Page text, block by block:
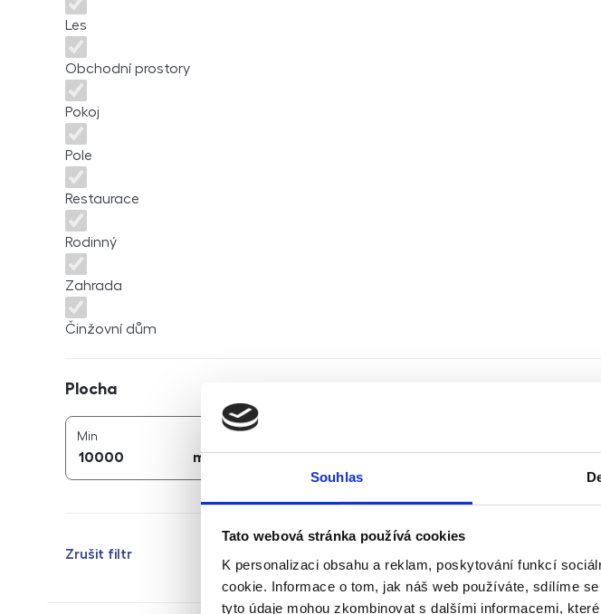
Souhlas
Tato webová stránka používá cookies
K personalizaci obsahu a reklam, poskytování funkcí
cookie. Informace o tom, jak náš web používáte, sdílíme
tyto údaje mohou zkombinovat s dalšími informacemi,
Les
Obchodní prostory
Pokoj
Pole
Restaurace
Rodinný
Zahrada
Činžovní dům
Plocha
Min
m2 m2
Zrušit filtr